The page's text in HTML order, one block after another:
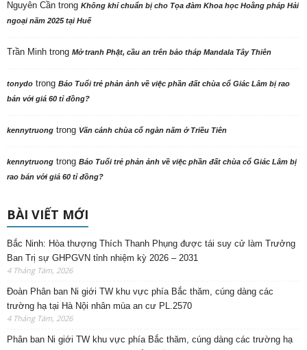
Nguyên Cần trong Không khí chuẩn bị cho Tọa đàm Khoa học Hoằng pháp Hải
ngoại năm 2025 tại Huế
Trần Minh trong Mở tranh Phật, cầu an trên bảo tháp Mandala Tây Thiên
tonydo trong Báo Tuổi trẻ phản ảnh về việc phần đất chùa cổ Giác Lâm bị rao
bán với giá 60 tỉ đồng?
kennytruong trong Vãn cảnh chùa cổ ngàn năm ở Triều Tiên
kennytruong trong Báo Tuổi trẻ phản ảnh về việc phần đất chùa cổ Giác Lâm bị
rao bán với giá 60 tỉ đồng?
BÀI VIẾT MỚI
Bắc Ninh: Hòa thượng Thích Thanh Phụng được tái suy cử làm Trưởng
Ban Trị sự GHPGVN tỉnh nhiệm kỳ 2026 – 2031
4 Tháng Tám, 2026
Đoàn Phân ban Ni giới TW khu vực phía Bắc thăm, cúng dàng các
trường hạ tại Hà Nội nhân mùa an cư PL.2570
4 Tháng Tám, 2026
Phân ban Ni giới TW khu vực phía Bắc thăm, cúng dàng các trường hạ